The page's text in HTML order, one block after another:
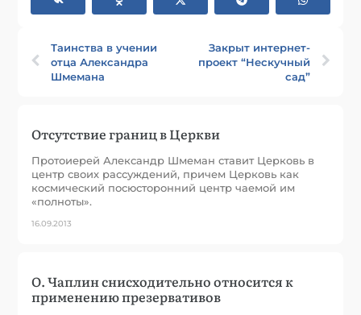
Таинства в учении
отца Александра
Шмемана
Закрыт интернет-
проект “Нескучный
сад”
Отсутствие границ в Церкви
Протоиерей Александр Шмеман ставит Церковь в
центр своих рассуждений, причем Церковь как
космический посюсторонний центр чаемой им
«полноты».
16.09.2013
О. Чаплин снисходительно относится к
применению презервативов